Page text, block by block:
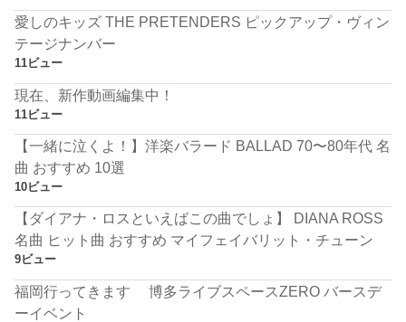
愛しのキッズ THE PRETENDERS ピックアップ・ヴィン
テージナンバー
11ビュー
現在、新作動画編集中！
11ビュー
【一緒に泣くよ！】洋楽バラード BALLAD 70〜80年代 名
曲 おすすめ 10選
10ビュー
【ダイアナ・ロスといえばこの曲でしょ】 DIANA ROSS
名曲 ヒット曲 おすすめ マイフェイバリット・チューン
9ビュー
福岡行ってきます 博多ライブスペースZERO バースデ
ーイベント